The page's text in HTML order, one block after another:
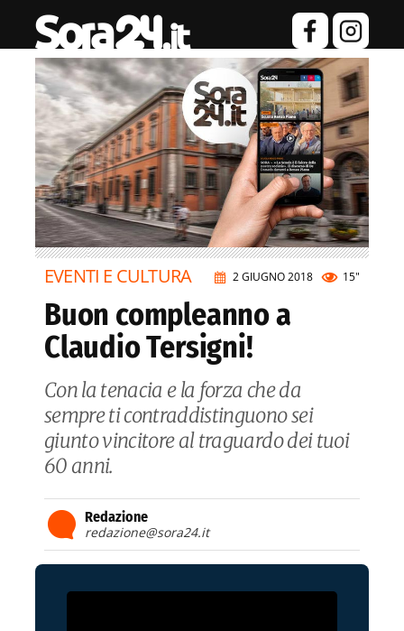
2 GIUGNO 2018 15"
EVENTI E CULTURA
Buon compleanno a
Claudio Tersigni!
Con la tenacia e la forza che da
sempre ti contraddistinguono sei
giunto vincitore al traguardo dei tuoi
60 anni.
Redazione
redazione@sora24.it